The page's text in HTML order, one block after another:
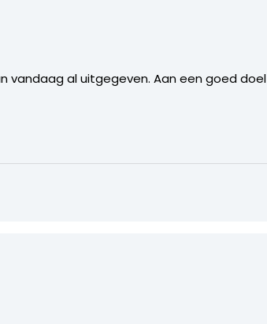
vandaag al uitgegeven. Aan een goed doel